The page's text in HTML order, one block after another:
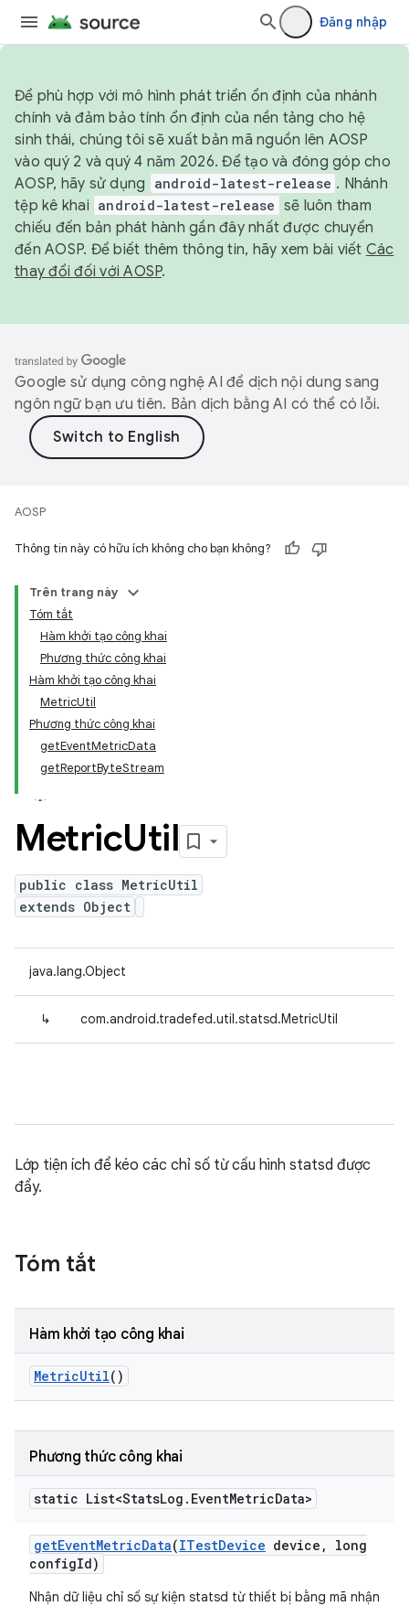
Đăng nhập
Để phù hợp với mô hình phát triển ổn định của nhánh
chính và đảm bảo tính ổn định của nền tảng cho hệ
sinh thái, chúng tôi sẽ xuất bản mã nguồn lên AOSP
vào quý 2 và quý 4 năm 2026. Để tạo và đóng góp cho
AOSP, hãy sử dụng
android-latest-release . Nhánh
tệp kê khai android-latest-release sẽ luôn tham
chiếu đến bản phát hành gần đây nhất được chuyển
đến AOSP. Để biết thêm thông tin, hãy xem bài viết Các
thay đổi đối với AOSP.
Google sử dụng công nghệ AI để dịch nội dung sang
ngôn ngữ bạn ưu tiên. Bản dịch bằng AI có thể có lỗi.
AOSP
Thông tin này có hữu ích không cho bạn không?
Trên trang này
Tóm tắt
Hàm khởi tạo công khai
Phương thức công khai
Hàm khởi tạo công khai
MetricUtil
Phương thức công khai
getEventMetricData
getReportByteStream
MetricUtil
public class MetricUtil
extends Object
java.lang.Object
↳ com.android.tradefed.util.statsd.MetricUtil
Lớp tiện ích để kéo các chỉ số từ cấu hình statsd được
đẩy.
Tóm tắt
Hàm khởi tạo công khai
MetricUtil()
Phương thức công khai
static List<StatsLog . EventMetricData>
getEventMetricData(ITestDevice device ,
long
configId)
Nhận dữ liệu chỉ số sự kiện statsd từ thiết bị bằng mã nhận